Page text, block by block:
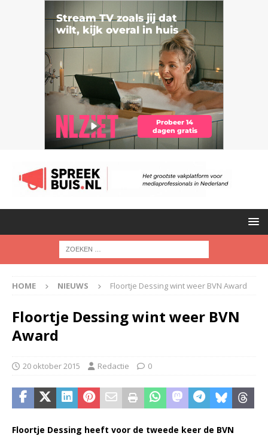
HOME NIEUWS Floortje Dessing wint weer BVN Award
Floortje Dessing wint weer BVN
Award
20 oktober 2015 Redactie 0
Floortje Dessing heeft voor de tweede keer de BVN